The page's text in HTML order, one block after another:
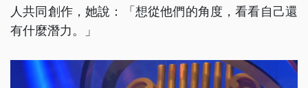
人共同創作，她說：「想從他們的角度，看看自己還
有什麼潛力。」